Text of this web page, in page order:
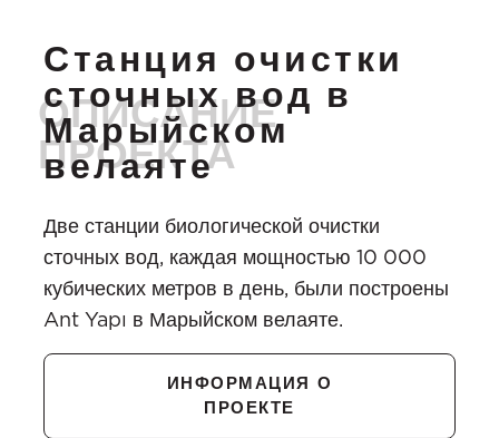
Станция очистки
сточных вод в
Марыйском
велаяте
Две станции биологической очистки
сточных вод, каждая мощностью 10 000
кубических метров в день, были построены
Ant Yapı в Марыйском велаяте.
ИНФОРМАЦИЯ О
ПРОЕКТЕ